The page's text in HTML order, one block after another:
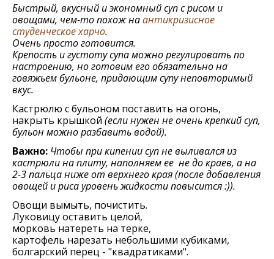
Быстрый, вкусный и экономный суп с рисом и
овощами, чем-то похож наантикризисное
студенческое харчо.
Очень просто готовится.
Крепость и густоту супа можно регулировать по
настроению, но готовим его обязательно на
говяжьем бульоне, придающим супу неповторимый
вкус.
Кастрюлю с бульоном поставить на огонь,
накрыть крышкой (если нужен не очень крепкий суп,
бульон можно разбавить водой).
Важно: Чтобы при кипении суп не выливался из
кастрюли на плиту, наполняем ее не до краев, а на
2-3 пальца ниже от верхнего края (после добавления
овощей и риса уровень жидкости повысится :)).
Овощи вымыть, почистить.
Луковицу оставить целой,
морковь натереть на терке,
картофель нарезать небольшими кубиками,
болгарский перец - "квадратиками".